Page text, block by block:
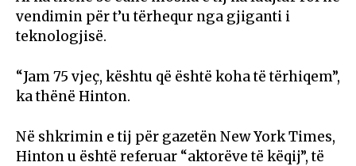
vendimin për t’u tërhequr nga gjiganti i
teknologjisë.
“Jam 75 vjeç, kështu që është koha të tërhiqem”,
ka thënë Hinton.
Në shkrimin e tij për gazetën New York Times,
Hinton u është referuar “aktorëve të këqij”, të